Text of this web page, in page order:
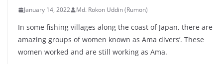
January 14, 2022 Md. Rokon Uddin (Rumon)
In some fishing villages along the coast of Japan, there are
amazing groups of women known as Ama divers’. These
women worked and are still working as Ama.